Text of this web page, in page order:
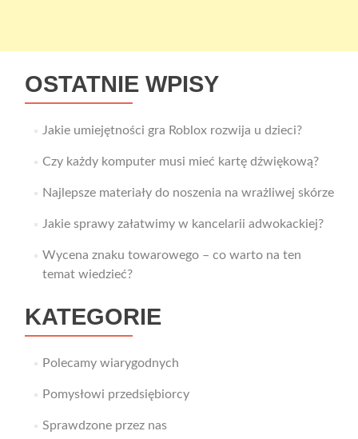
OSTATNIE WPISY
Jakie umiejętności gra Roblox rozwija u dzieci?
Czy każdy komputer musi mieć kartę dźwiękową?
Najlepsze materiały do noszenia na wrażliwej skórze
Jakie sprawy załatwimy w kancelarii adwokackiej?
Wycena znaku towarowego – co warto na ten
temat wiedzieć?
KATEGORIE
Polecamy wiarygodnych
Pomysłowi przedsiębiorcy
Sprawdzone przez nas